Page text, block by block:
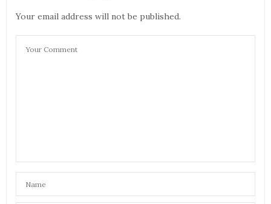
Your email address will not be published.